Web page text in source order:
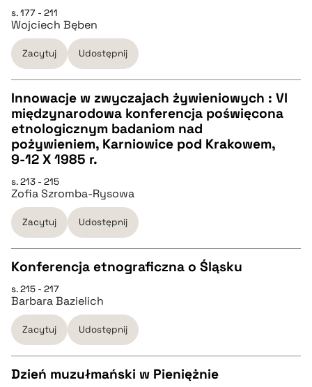
pobierz cytat
BIBTEX
pobierz cytat
s. 177 - 211
Wojciech Bęben
Zacytuj Udostępnij
CZYSTY TEKST
pobierz cytat
BIBTEX
pobierz cytat
Innowacje w zwyczajach żywieniowych : VI
międzynarodowa konferencja poświęcona
etnologicznym badaniom nad
pożywieniem, Karniowice pod Krakowem,
9-12 X 1985 r.
s. 213 - 215
Zofia Szromba-Rysowa
Zacytuj Udostępnij
CZYSTY TEKST
pobierz cytat
BIBTEX
Konferencja etnograficzna o Śląsku
s. 215 - 217
Barbara Bazielich
Zacytuj Udostępnij
Dzień muzułmański w Pieniężnie